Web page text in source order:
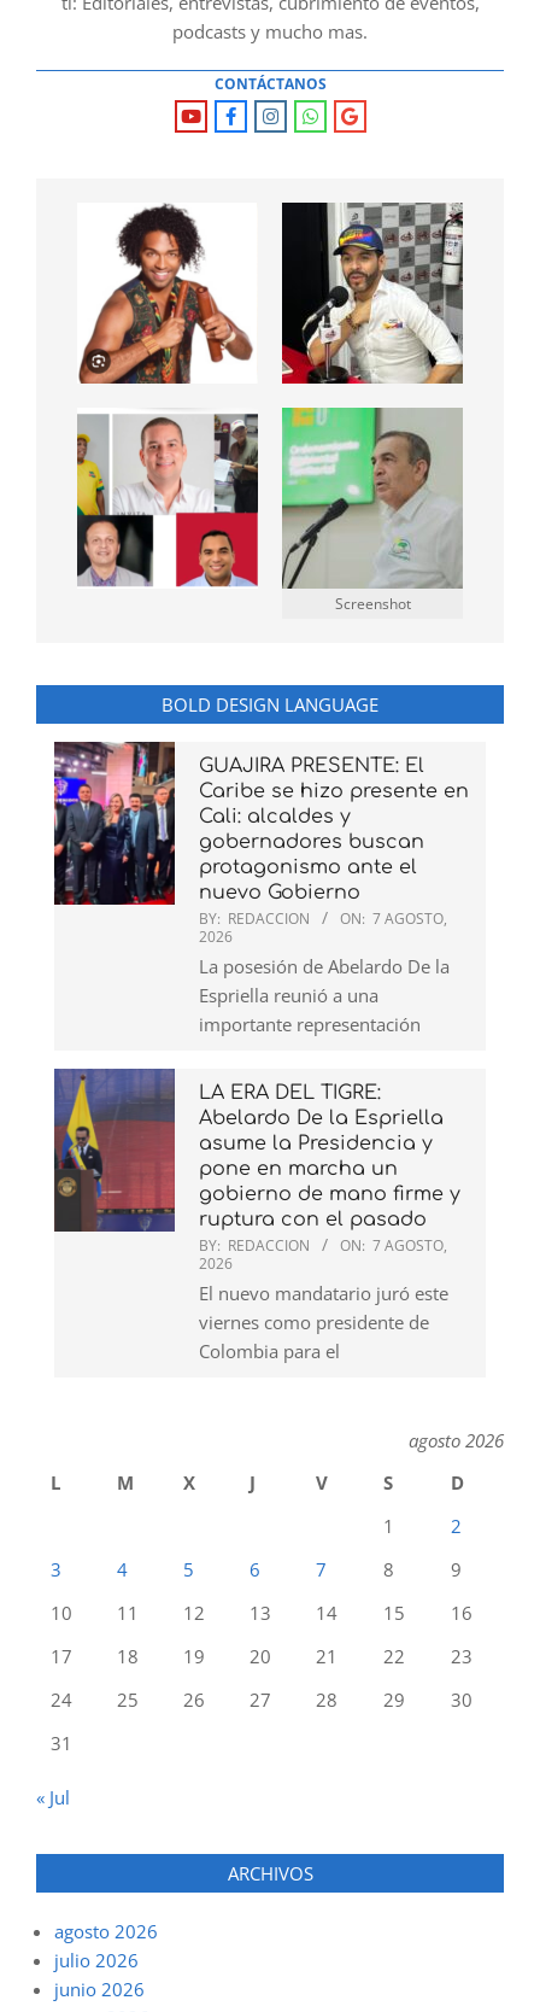
podcasts y mucho mas.
CONTÁCTANOS
Screenshot
BOLD DESIGN LANGUAGE
GUAJIRA PRESENTE: El
Caribe se hizo presente en
Cali: alcaldes y
gobernadores buscan
protagonismo ante el
nuevo Gobierno
BY: REDACCION ON: 7 AGOSTO,
2026
La posesión de Abelardo De la
Espriella reunió a una
importante representación
LA ERA DEL TIGRE:
Abelardo De la Espriella
asume la Presidencia y
pone en marcha un
gobierno de mano firme y
ruptura con el pasado
BY: REDACCION ON: 7 AGOSTO,
2026
El nuevo mandatario juró este
viernes como presidente de
Colombia para el
agosto 2026
L
M X J V S
D
1
2
3
4 5 6 7 8
9
10
11 12 13 14 15
16
17
18 19 20 21 22
23
24
25 26 27 28 29
30
31
« Jul
ARCHIVOS
agosto 2026
julio 2026
junio 2026